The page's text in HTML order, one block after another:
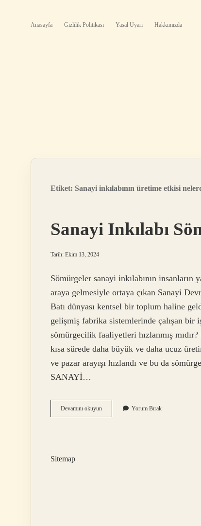
Anasayfa Gizlilik Politikası Yasal Uyarı Hakkımızda
Etiket: Sanayi inkılabının üretime etkisi
Sanayi Inkılabı
Tarih: Ekim 13, 2024
Sömürgeler sanayi inkılabının
araya gelmesiyle ortaya çıkan Sanayi
Batı dünyası kentsel bir toplum haline
gelişmiş fabrika sistemlerinde çalışan bir
sömürgecilik faaliyetleri hızlanmış
kısa sürede daha büyük ve daha ucuz
ve pazar arayışı hızlandı ve bu da
SANAYİ…
Devamını okuyunSanayi
Inkılabı
Yorum Bırak
Sitemap